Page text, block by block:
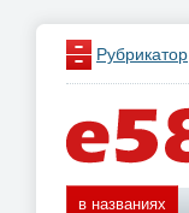
Рубрикатор
в названиях